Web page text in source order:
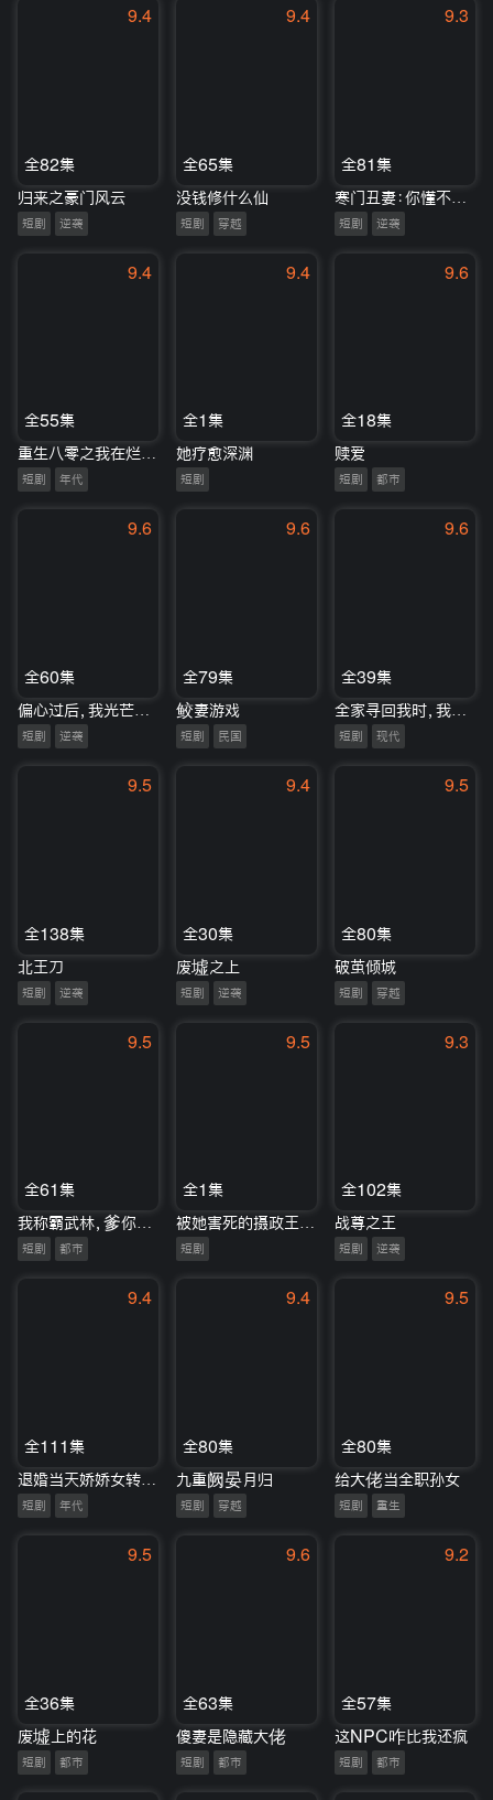
9.4
全82集
归来之豪门风云
短剧 逆袭
9.4
全65集
没钱修什么仙
短剧 穿越
9.3
全81集
短剧 逆袭
9.4
全55集
重生八零之我在烂尾小说里当女主
短剧 年代
9.4
全1集
她疗愈深渊
短剧
9.6
全18集
赎爱
短剧 都市
9.6
全60集
短剧 逆袭
9.6
全79集
鲛妻游戏
短剧 民国
9.6
全39集
短剧 现代
9.5
全138集
北王刀
短剧 逆袭
9.4
全30集
废墟之上
短剧 逆袭
9.5
全80集
破茧倾城
短剧 穿越
9.5
全61集
我称霸武林，爹你靠边站
短剧 都市
9.5
全1集
被她害死的摄政王也重生了
短剧
9.3
全102集
战尊之王
短剧 逆袭
9.4
全111集
短剧 年代
9.4
全80集
九重阙晏月归
短剧 穿越
9.5
全80集
给大佬当全职孙女
短剧 重生
9.5
全36集
废墟上的花
短剧 都市
9.6
全63集
傻妻是隐藏大佬
短剧 都市
9.2
全57集
这NPC咋比我还疯
短剧 都市